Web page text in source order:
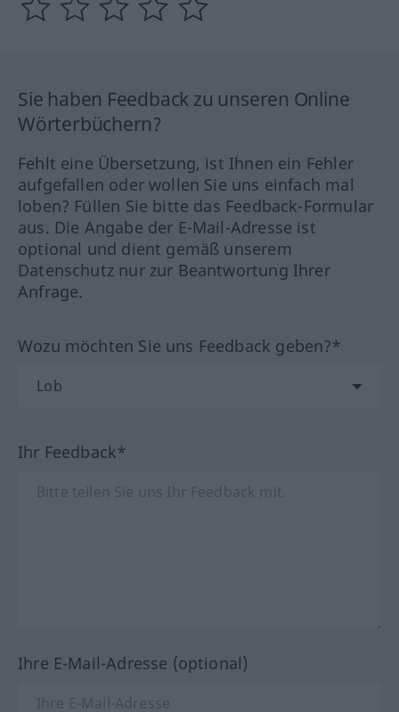
Sie haben Feedback zu unseren Online
Wörterbüchern?
Fehlt eine Übersetzung, ist Ihnen ein Fehler
aufgefallen oder wollen Sie uns einfach mal
loben? Füllen Sie bitte das Feedback-Formular
aus. Die Angabe der E-Mail-Adresse ist
optional und dient gemäß unserem
Datenschutz nur zur Beantwortung Ihrer
Anfrage.
Wozu möchten Sie uns Feedback geben?*
Ihr Feedback*
Ihre E-Mail-Adresse (optional)